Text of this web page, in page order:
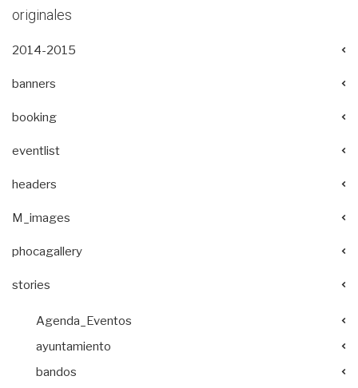
originales
2014-2015
banners
booking
eventlist
headers
M_images
phocagallery
stories
Agenda_Eventos
ayuntamiento
bandos